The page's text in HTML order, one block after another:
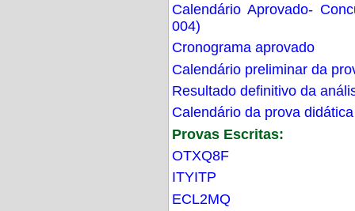
Calendário Aprovado-
004)
Cronograma aprovado
Calendário preliminar da
Resultado definitivo da
Calendário da prova didática
Provas Escritas:
OTXQ8F
ITYITP
ECL2MQ